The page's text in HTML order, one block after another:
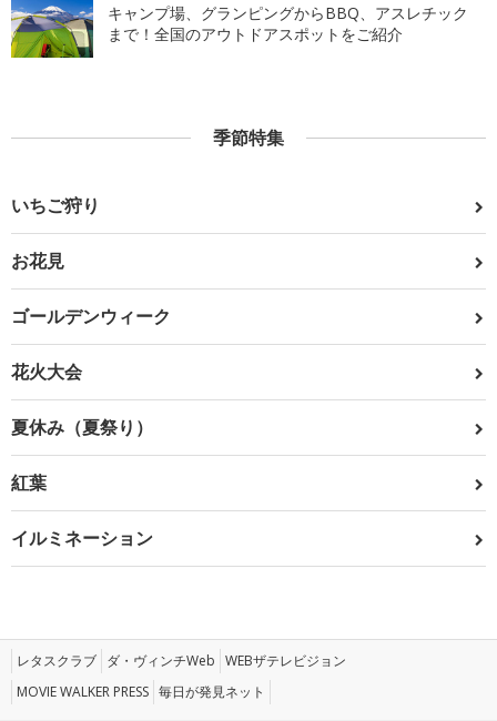
キャンプ場、グランピングからBBQ、アスレチック
まで！全国のアウトドアスポットをご紹介
季節特集
いちご狩り
お花見
ゴールデンウィーク
花火大会
夏休み（夏祭り）
紅葉
イルミネーション
レタスクラブ ダ・ヴィンチWeb WEBザテレビジョン
MOVIE WALKER PRESS 毎日が発見ネット